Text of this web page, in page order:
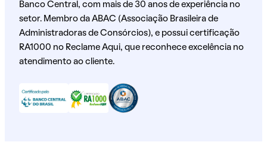
Banco Central, com mais de 30 anos de experiência no
setor. Membro da ABAC (Associação Brasileira de
Administradoras de Consórcios), e possui certificação
RA1000 no Reclame Aqui, que reconhece excelência no
atendimento ao cliente.